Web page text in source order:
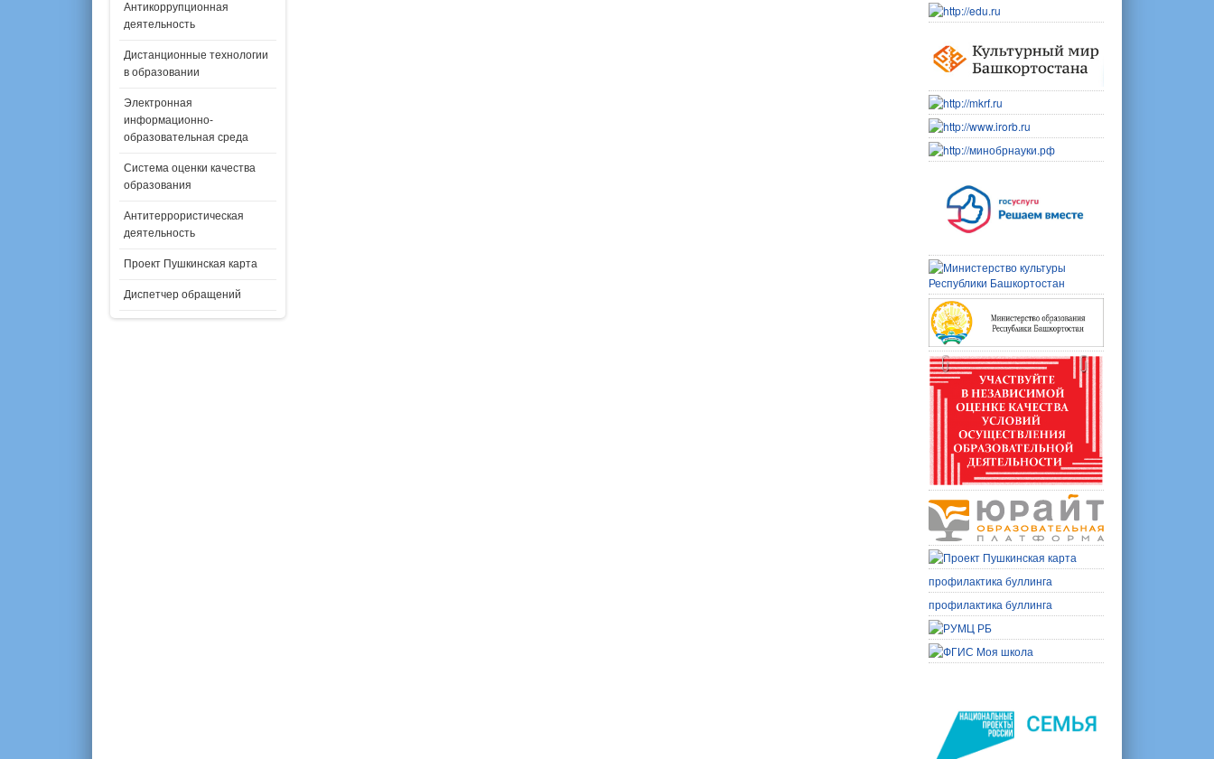
Антикоррупционная
деятельность
Дистанционные технологии
в образовании
Электронная
информационно-
образовательная среда
Система оценки качества
образования
Антитеррористическая
деятельность
Проект Пушкинская карта
Диспетчер обращений
профилактика буллинга
профилактика буллинга